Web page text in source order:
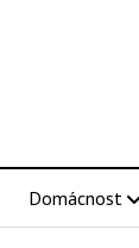
Domácnost